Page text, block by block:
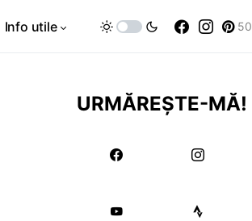
Info utile 50
URMĂREȘTE-MĂ!